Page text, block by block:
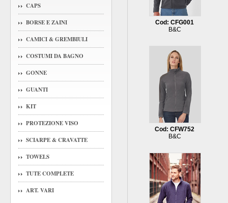
CAPS
BORSE E ZAINI
CAMICI & GREMBIULI
COSTUMI DA BAGNO
GONNE
GUANTI
KIT
PROTEZIONE VISO
SCIARPE & CRAVATTE
TOWELS
TUTE COMPLETE
ART. VARI
Cod: CFG001
B&C
Cod: CFW752
B&C